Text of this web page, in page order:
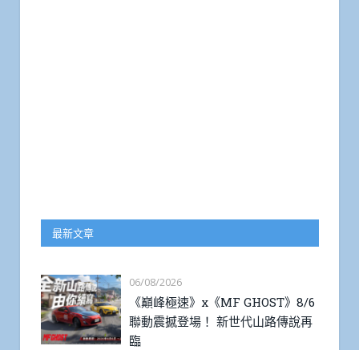
最新文章
06/08/2026
《巔峰極速》x《MF GHOST》8/6
聯動震撼登場！ 新世代山路傳說再
臨